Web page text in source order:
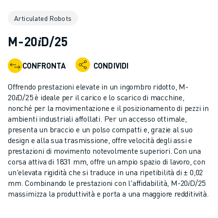
GAMMA ROBOTICA
ACCESSORI PER ROBOT
SOFTWARE ROBOTICO
SOFTWARE DI SIMULAZIONE
AUTOMAZIONE ROBOTICA
ROBOT DI SALDATURA AD ARCO
ROBOT ANTROPOMORFI
SERIE ARC MATE
SERIE M-900
ROBOT DELTA
ROBOT PER ALIMENTI E CAMERE BIANCHE
ROBOT PER LA VERNICIATURA
ROBOT PER LA PALLETTIZZAZIONE
Articulated Robots
M-20𝑖D/25
CONFRONTA CONDIVIDI
Offrendo prestazioni elevate in un ingombro ridotto, M-
20𝑖D/25 è ideale per il carico e lo scarico di macchine,
nonché per la movimentazione e il posizionamento di pezzi in
ambienti industriali affollati. Per un accesso ottimale,
presenta un braccio e un polso compatti e, grazie al suo
design e alla sua trasmissione, offre velocità degli assi e
prestazioni di movimento notevolmente superiori. Con una
corsa attiva di 1831 mm, offre un ampio spazio di lavoro, con
un'elevata rigidità che si traduce in una ripetibilità di ± 0,02
mm. Combinando le prestazioni con l'affidabilità, M-20𝑖D/25
massimizza la produttività e porta a una maggiore redditività.